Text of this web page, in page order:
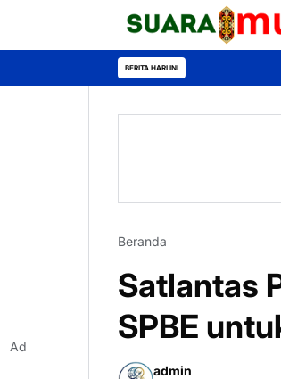
BERITA HARI INI
Beranda
Satlantas
SPBE
admin
Ad